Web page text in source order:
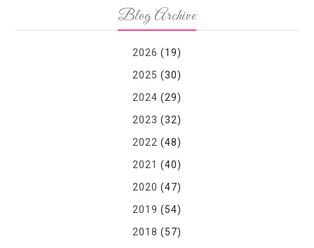
Blog Archive
2026 (19)
2025 (30)
2024 (29)
2023 (32)
2022 (48)
2021 (40)
2020 (47)
2019 (54)
2018 (57)